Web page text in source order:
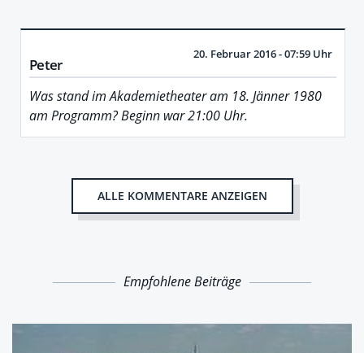
Peter
20. Februar 2016 - 07:59 Uhr
Was stand im Akademietheater am 18. Jänner 1980
am Programm? Beginn war 21:00 Uhr.
ALLE KOMMENTARE ANZEIGEN
Empfohlene Beiträge